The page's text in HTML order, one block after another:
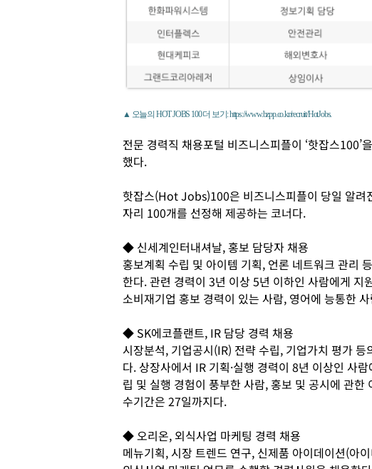
▲ 오늘의 HOT JOBS 100 더 보기: https://www.bzpp.co.kr/recruit/HotJobs.
전문 경력직 채용포털 비즈니스피플이 ‘핫잡스100’
했다.
핫잡스(Hot Jobs)100은 비즈니스피플이 당일 알려
자리 100개를 선정해 제공하는 코너다.
◆ 신세계인터내셔날, 홍보 담당자 채용
홍보계획 수립 및 아이템 기획, 언론 네트워크 관리
한다. 관련 경력이 3년 이상 5년 이하인 사람에게 지
소비재기업 홍보 경력이 있는 사람, 영어에 능통한
◆ SK에코플랜트, IR 담당 경력 채용
시장분석, 기업공시(IR) 전략 수립, 기업가치 평가
다. 상장사에서 IR 기획·실행 경력이 8년 이상인 사
립 및 실행 경험이 풍부한 사람, 홍보 및 공시에 관한
수기간은 27일까지다.
◆ 오리온, 외식사업 마케팅 경력 채용
메뉴기획, 시장 트렌드 연구, 신제품 아이데이션(아